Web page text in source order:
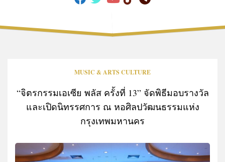
MUSIC & ARTS CULTURE
“จิตรกรรมเอเซีย พลัส ครั้งที่ 13” จัดพิธีมอบรางวัล
และเปิดนิทรรศการ ณ หอศิลปวัฒนธรรมแห่ง
กรุงเทพมหานคร